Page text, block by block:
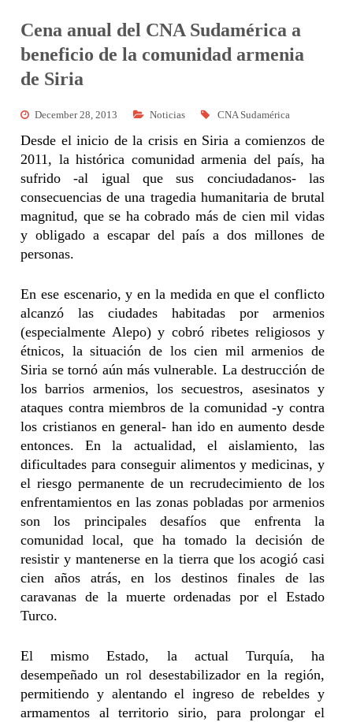
Cena anual del CNA Sudamérica a
beneficio de la comunidad armenia
de Siria
December 28, 2013 Noticias CNA Sudamérica
Desde el inicio de la crisis en Siria a comienzos de
2011, la histórica comunidad armenia del país, ha
sufrido -al igual que sus conciudadanos- las
consecuencias de una tragedia humanitaria de brutal
magnitud, que se ha cobrado más de cien mil vidas
y obligado a escapar del país a dos millones de
personas.
En ese escenario, y en la medida en que el conflicto
alcanzó las ciudades habitadas por armenios
(especialmente Alepo) y cobró ribetes religiosos y
étnicos, la situación de los cien mil armenios de
Siria se tornó aún más vulnerable. La destrucción de
los barrios armenios, los secuestros, asesinatos y
ataques contra miembros de la comunidad -y contra
los cristianos en general- han ido en aumento desde
entonces. En la actualidad, el aislamiento, las
dificultades para conseguir alimentos y medicinas, y
el riesgo permanente de un recrudecimiento de los
enfrentamientos en las zonas pobladas por armenios
son los principales desafíos que enfrenta la
comunidad local, que ha tomado la decisión de
resistir y mantenerse en la tierra que los acogió casi
cien años atrás, en los destinos finales de las
caravanas de la muerte ordenadas por el Estado
Turco.
El mismo Estado, la actual Turquía, ha
desempeñado un rol desestabilizador en la región,
permitiendo y alentando el ingreso de rebeldes y
armamentos al territorio sirio, para prolongar el